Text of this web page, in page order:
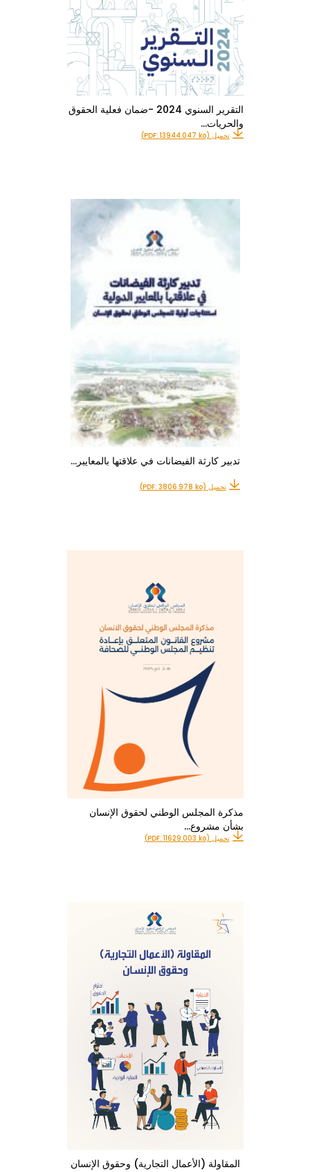
التقرير السنوي 2024 -ضمان فعلية الحقوق
والحريات…
تحميل (PDF: 13944.047 ko)
تدبير كارثة الفيضانات في علاقتها بالمعايير…
تحميل (PDF: 3806.978 ko)
مذكرة المجلس الوطني لحقوق الإنسان
بشأن مشروع…
تحميل (PDF: 11629.003 ko)
المقاولة (الأعمال التجارية) وحقوق الإنسان